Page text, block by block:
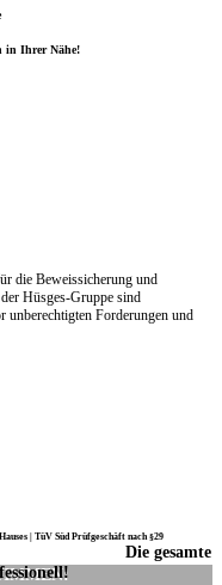
in Ihrer Nähe!
die Beweissicherung und
Hüsges-Gruppe sind
unberechtigten Forderungen und
| TüV Süd Prüfgeschäft nach §29
Die gesamte